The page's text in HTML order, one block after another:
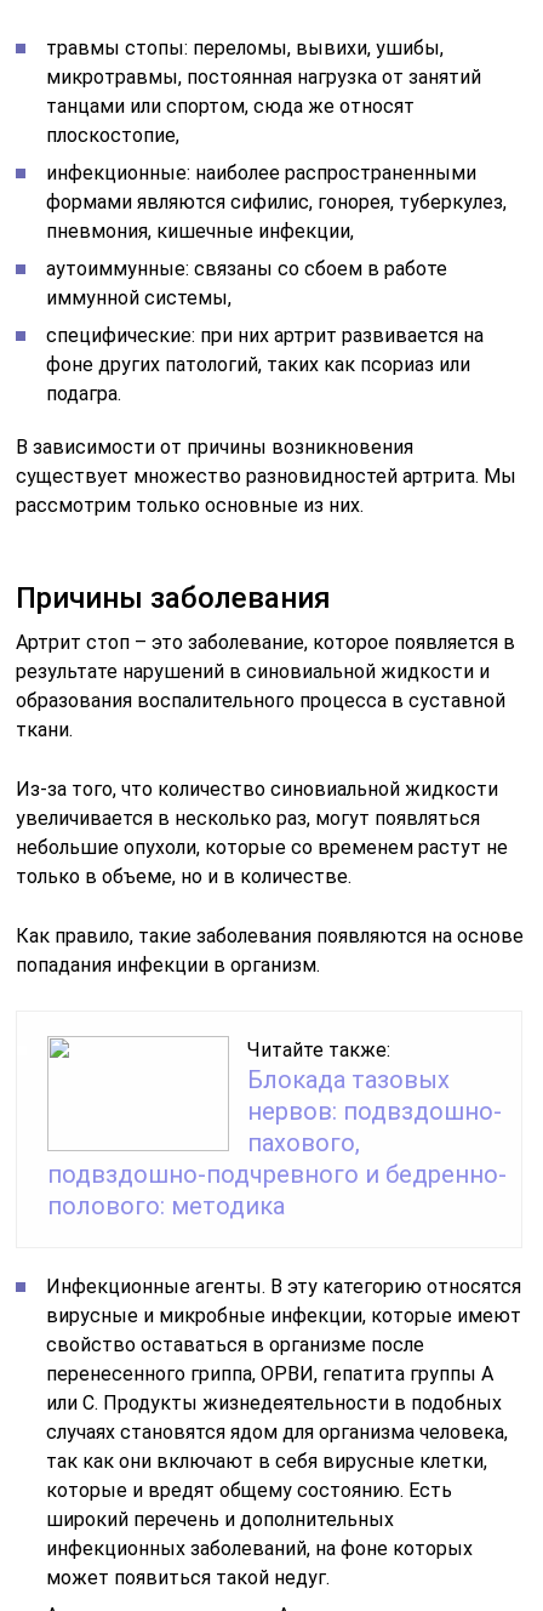
травмы стопы: переломы, вывихи, ушибы,
микротравмы, постоянная нагрузка от занятий
танцами или спортом, сюда же относят
плоскостопие,
инфекционные: наиболее распространенными
формами являются сифилис, гонорея, туберкулез,
пневмония, кишечные инфекции,
аутоиммунные: связаны со сбоем в работе
иммунной системы,
специфические: при них артрит развивается на
фоне других патологий, таких как псориаз или
подагра.
В зависимости от причины возникновения
существует множество разновидностей артрита. Мы
рассмотрим только основные из них.
Причины заболевания
Артрит стоп – это заболевание, которое появляется в
результате нарушений в синовиальной жидкости и
образования воспалительного процесса в суставной
ткани.
Из-за того, что количество синовиальной жидкости
увеличивается в несколько раз, могут появляться
небольшие опухоли, которые со временем растут не
только в объеме, но и в количестве.
Как правило, такие заболевания появляются на основе
попадания инфекции в организм.
Читайте также:
Блокада тазовых
нервов: подвздошно-
пахового,
подвздошно-подчревного и бедренно-
полового: методика
Инфекционные агенты. В эту категорию относятся
вирусные и микробные инфекции, которые имеют
свойство оставаться в организме после
перенесенного гриппа, ОРВИ, гепатита группы А
или С. Продукты жизнедеятельности в подобных
случаях становятся ядом для организма человека,
так как они включают в себя вирусные клетки,
которые и вредят общему состоянию. Есть
широкий перечень и дополнительных
инфекционных заболеваний, на фоне которых
может появиться такой недуг.